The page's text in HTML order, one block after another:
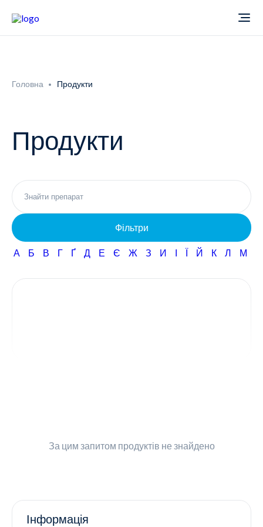
Новини
Неврологія
Всі продукти
Фармаконагляд
Кар'єра
Головна Продукти
Продукти
Фільтри
А Б В Г Ґ Д Е Є Ж З И І Ї Й К Л М
За цим запитом продуктів не знайдено
Інформація